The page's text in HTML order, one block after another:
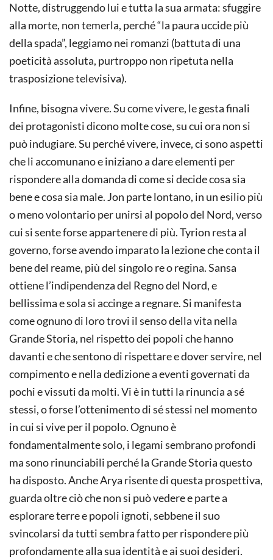
Notte, distruggendo lui e tutta la sua armata: sfuggire
alla morte, non temerla, perché “la paura uccide più
della spada”, leggiamo nei romanzi (battuta di una
poeticità assoluta, purtroppo non ripetuta nella
trasposizione televisiva).
Infine, bisogna vivere. Su come vivere, le gesta finali
dei protagonisti dicono molte cose, su cui ora non si
può indugiare. Su perché vivere, invece, ci sono aspetti
che li accomunano e iniziano a dare elementi per
rispondere alla domanda di come si decide cosa sia
bene e cosa sia male. Jon parte lontano, in un esilio più
o meno volontario per unirsi al popolo del Nord, verso
cui si sente forse appartenere di più. Tyrion resta al
governo, forse avendo imparato la lezione che conta il
bene del reame, più del singolo re o regina. Sansa
ottiene l’indipendenza del Regno del Nord, e
bellissima e sola si accinge a regnare. Si manifesta
come ognuno di loro trovi il senso della vita nella
Grande Storia, nel rispetto dei popoli che hanno
davanti e che sentono di rispettare e dover servire, nel
compimento e nella dedizione a eventi governati da
pochi e vissuti da molti. Vi è in tutti la rinuncia a sé
stessi, o forse l’ottenimento di sé stessi nel momento
in cui si vive per il popolo. Ognuno è
fondamentalmente solo, i legami sembrano profondi
ma sono rinunciabili perché la Grande Storia questo
ha disposto. Anche Arya risente di questa prospettiva,
guarda oltre ciò che non si può vedere e parte a
esplorare terre e popoli ignoti, sebbene il suo
svincolarsi da tutti sembra fatto per rispondere più
profondamente alla sua identità e ai suoi desideri.